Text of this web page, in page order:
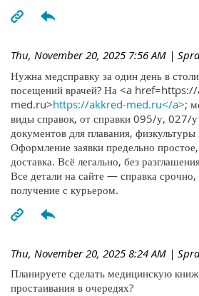
Thu, November 20, 2025 7:56 AM |
Нужна медсправку за один день в
посещений врачей? На <a
med.ru>https://akkred-med.ru</a>;
виды справок, от справки 095/у, 027/
документов для плавания,
Оформление заявки предельно
доставка. Всё легально, без
Все детали на сайте — справка срочно,
получение с курьером.
Thu, November 20, 2025 8:24 AM |
Планируете сделать медицинскую
простаивания в очередях?